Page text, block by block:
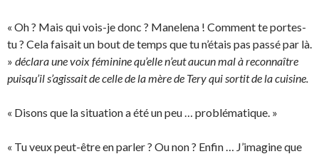
« Oh ? Mais qui vois-je donc ? Manelena ! Comment te portes-
tu ? Cela faisait un bout de temps que tu n’étais pas passé par là.
» déclara une voix féminine qu’elle n’eut aucun mal à reconnaître
puisqu’il s’agissait de celle de la mère de Tery qui sortit de la cuisine.
« Disons que la situation a été un peu … problématique. »
« Tu veux peut-être en parler ? Ou non ? Enfin … J’imagine que